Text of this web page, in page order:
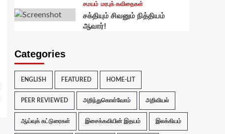
சமயம் மரபுக் கவிதைகள்
சக்தியும் சிவனும் நித்தியம்
ஆவார்!
Categories
ENGLISH FEATURED HOME-LIT
PEER REVIEWED அறிந்துகொள்வோம் அறிவியல்
ஆய்வுக் கட்டுரைகள் இசைக்கவியின் இதயம் இலக்கியம்